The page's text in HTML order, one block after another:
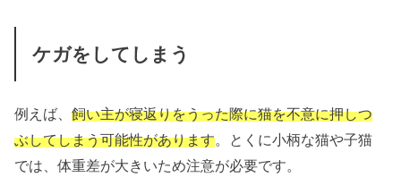
ケガをしてしまう
例えば、飼い主が寝返りをうった際に猫を不意に押しつ
ぶしてしまう可能性があります。とくに小柄な猫や子猫
では、体重差が大きいため注意が必要です。